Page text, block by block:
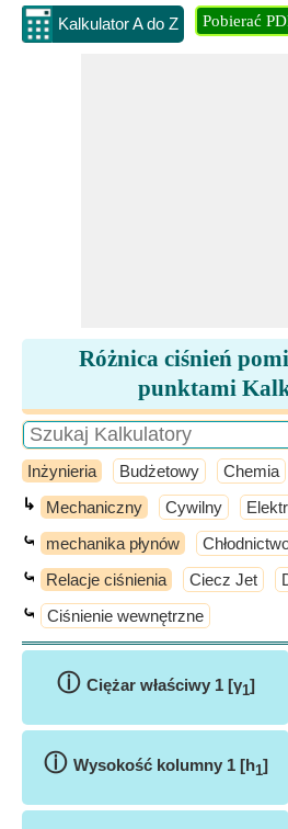
Kalkulator A do Z Pobierać
Różnica ciśnień
punktami
Inżynieria Budżetowy Chemia
↳ Mechaniczny Cywilny
⤿ mechanika płynów
⤿ Relacje ciśnienia Ciecz Jet
⤿ Ciśnienie wewnętrzne
ⓘ Ciężar właściwy 1 [γ1]
ⓘ Wysokość kolumny 1 [h1]